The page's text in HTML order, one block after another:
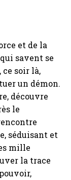
et de la
savent se
soir là,
un démon.
découvre
le
séduisant et
mille
la trace